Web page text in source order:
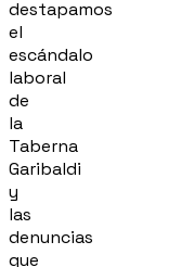
destapamos
el
escándalo
laboral
de
la
Taberna
Garibaldi
y
las
denuncias
que